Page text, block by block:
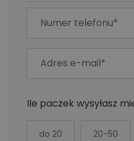
Ile paczek wysyłasz
do 20 20-50